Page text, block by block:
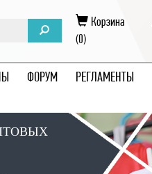
Корзина
(0)
ФОРУМ РЕГЛАМЕНТЫ